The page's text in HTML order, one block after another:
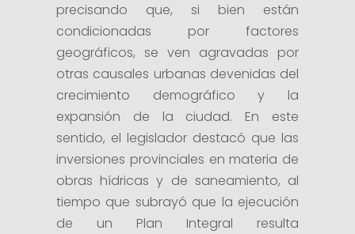
precisando que, si bien están
condicionadas por factores
geográficos, se ven agravadas por
otras causales urbanas devenidas del
crecimiento demográfico y la
expansión de la ciudad. En este
sentido, el legislador destacó que las
inversiones provinciales en materia de
obras hídricas y de saneamiento, al
tiempo que subrayó que la ejecución
de un Plan Integral resulta